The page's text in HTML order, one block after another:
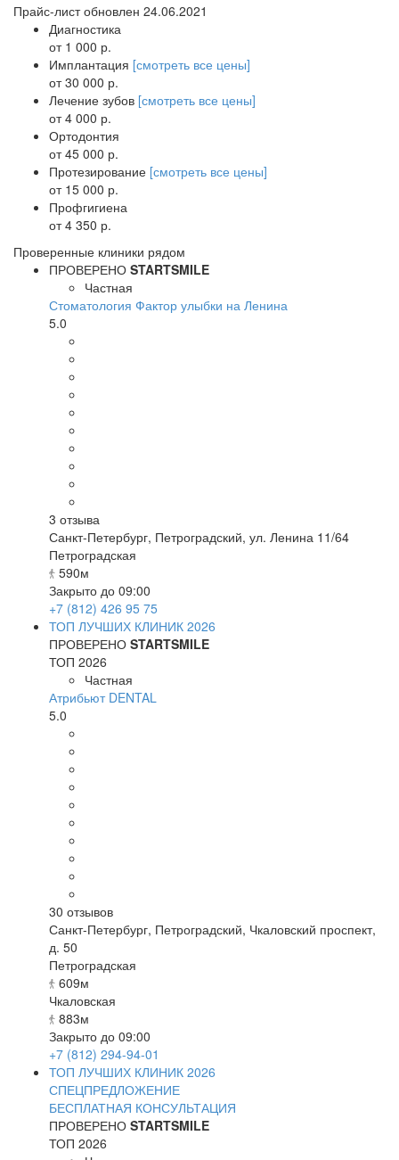
Прайс-лист обновлен 24.06.2021
Диагностика
от 1 000 р.
Имплантация [смотреть все цены]
от 30 000 р.
Лечение зубов [смотреть все цены]
от 4 000 р.
Ортодонтия
от 45 000 р.
Протезирование [смотреть все цены]
от 15 000 р.
Профгигиена
от 4 350 р.
Проверенные клиники рядом
ПРОВЕРЕНО STARTSMILE
Частная
Стоматология Фактор улыбки на Ленина
5.0
3 отзыва
Санкт-Петербург, Петроградский, ул. Ленина 11/64
Петроградская
590м
Закрыто до 09:00
+7 (812) 426 95 75
ТОП ЛУЧШИХ КЛИНИК 2026
ПРОВЕРЕНО STARTSMILE
ТОП 2026
Частная
Атрибьют DENTAL
5.0
30 отзывов
Санкт-Петербург, Петроградский, Чкаловский проспект,
д. 50
Петроградская
609м
Чкаловская
883м
Закрыто до 09:00
+7 (812) 294-94-01
ТОП ЛУЧШИХ КЛИНИК 2026
СПЕЦПРЕДЛОЖЕНИЕ
БЕСПЛАТНАЯ КОНСУЛЬТАЦИЯ
ПРОВЕРЕНО STARTSMILE
ТОП 2026